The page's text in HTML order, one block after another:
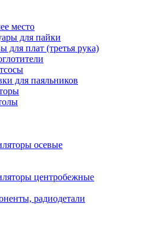
место
для пайки
для плат (третья рука)
для паяльников
осевые
центробежные
радиодетали